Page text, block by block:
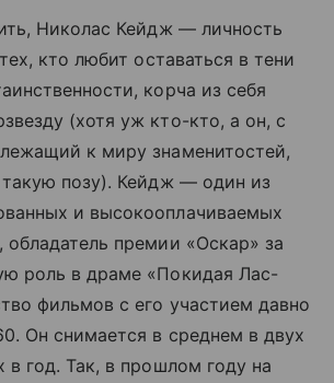
Николас Кейдж — личность
кто любит оставаться в тени
корча из себя
(хотя уж кто-кто, а он, с
к миру знаменитостей,
позу). Кейдж — один из
и высокооплачиваемых
обладатель премии «Оскар» за
роль в драме «Покидая Лас-
фильмов с его участием давно
Он снимается в среднем в двух
в год. Так, в прошлом году на